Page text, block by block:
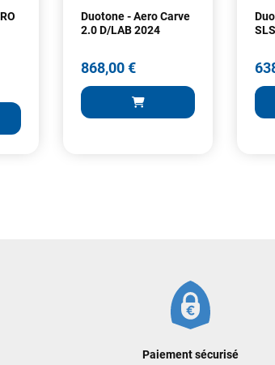
Duotone - Aero Carve
2.0 D/LAB 2024
868,00 €
Paiement sécurisé
excellent prix et en plus
dyno !
Maronui RICHMOND
J'ai acheté une voile